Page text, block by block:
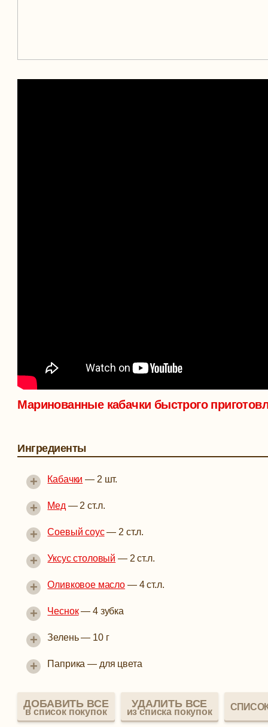
Маринованные кабачки быстрого
Ингредиенты
Кабачки — 2 шт.
+
Мед — 2 ст.л.
+
Соевый соус— 2 ст.л.
+
Уксус столовый — 2 ст.л.
+
Оливковое масло — 4 ст.л.
+
Чеснок— 4 зубка
+
Зелень— 10 г
+
Паприка — для цвета
+
ДОБАВИТЬ ВСЕ
в список покупок
УДАЛИТЬ ВСЕ
из списка покупок